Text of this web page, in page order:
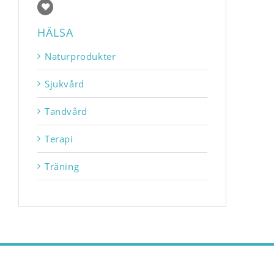
HÄLSA
Naturprodukter
Sjukvård
Tandvård
Terapi
Träning